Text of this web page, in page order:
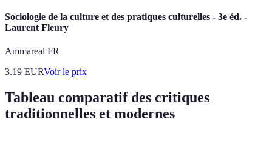
Sociologie de la culture et des pratiques culturelles - 3e éd. -
Laurent Fleury
Ammareal FR
3.19 EURVoir le prix
Tableau comparatif des critiques
traditionnelles et modernes